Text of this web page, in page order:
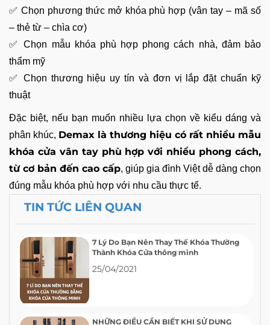
✅ Chọn phương thức mở khóa phù hợp (vân tay – mã số
– thẻ từ – chìa cơ)
✅ Chọn mẫu khóa phù hợp phong cách nhà, đảm bảo
thẩm mỹ
✅ Chọn thương hiệu uy tín và đơn vị lắp đặt chuẩn kỹ
thuật
Đặc biệt, nếu bạn muốn nhiều lựa chọn về kiểu dáng và
phân khúc, Demax là thương hiệu có rất nhiều mẫu
khóa cửa vân tay phù hợp với nhiều phong cách,
từ cơ bản đến cao cấp, giúp gia đình Việt dễ dàng chọn
đúng mẫu khóa phù hợp với nhu cầu thực tế.
TIN TỨC LIÊN QUAN
7 Lý Do Bạn Nên Thay Thế Khóa Thường
Thành Khóa Cửa thông minh
25/04/2021
NHỮNG ĐIỀU CẦN BIẾT KHI SỬ DỤNG